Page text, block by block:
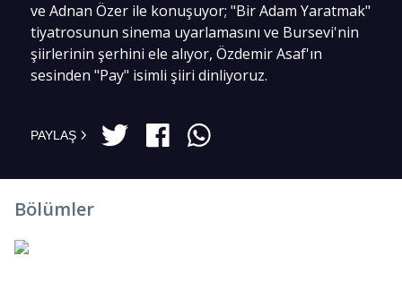
ve Adnan Özer ile konuşuyor; "Bir Adam Yaratmak"
tiyatrosunun sinema uyarlamasını ve Bursevi'nin
şiirlerinin şerhini ele alıyor, Özdemir Asaf'ın
sesinden "Pay" isimli şiiri dinliyoruz.
PAYLAŞ
Bölümler